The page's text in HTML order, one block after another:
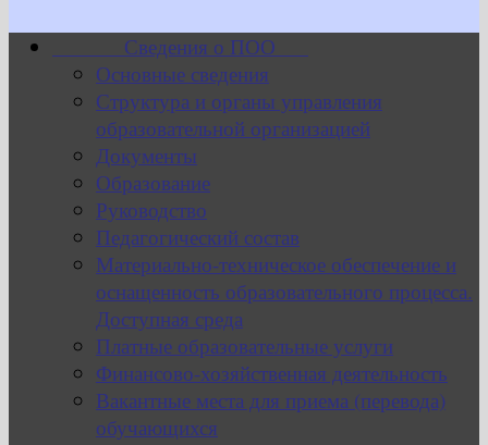
Сведения о ПОО
Основные сведения
Структура и органы управления
образовательной организацией
Документы
Образование
Руководство
Педагогический состав
Материально-техническое обеспечение и
оснащенность образовательного процесса.
Доступная среда
Платные образовательные услуги
Финансово-хозяйственная деятельность
Вакантные места для приема (перевода)
обучающихся